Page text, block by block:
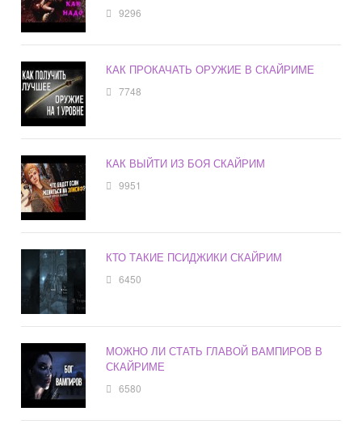
9296
КАК ПРОКАЧАТЬ ОРУЖИЕ В СКАЙРИМЕ
7748
КАК ВЫЙТИ ИЗ БОЯ СКАЙРИМ
9951
КТО ТАКИЕ ПСИДЖИКИ СКАЙРИМ
6450
МОЖНО ЛИ СТАТЬ ГЛАВОЙ ВАМПИРОВ В
СКАЙРИМЕ
6580